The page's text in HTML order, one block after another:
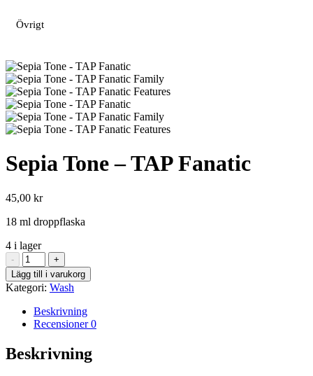
Övrigt
Sepia Tone – TAP Fanatic
45,00 kr
18 ml droppflaska
4 i lager
-
Sepia
Tone
-
TAP
Fanatic
mängd
+
Lägg till i varukorg
Kategori: Wash
Beskrivning
Recensioner0
Beskrivning